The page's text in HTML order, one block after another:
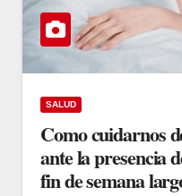
SALUD
Como cuidarnos
ante la presencia
fin de semana